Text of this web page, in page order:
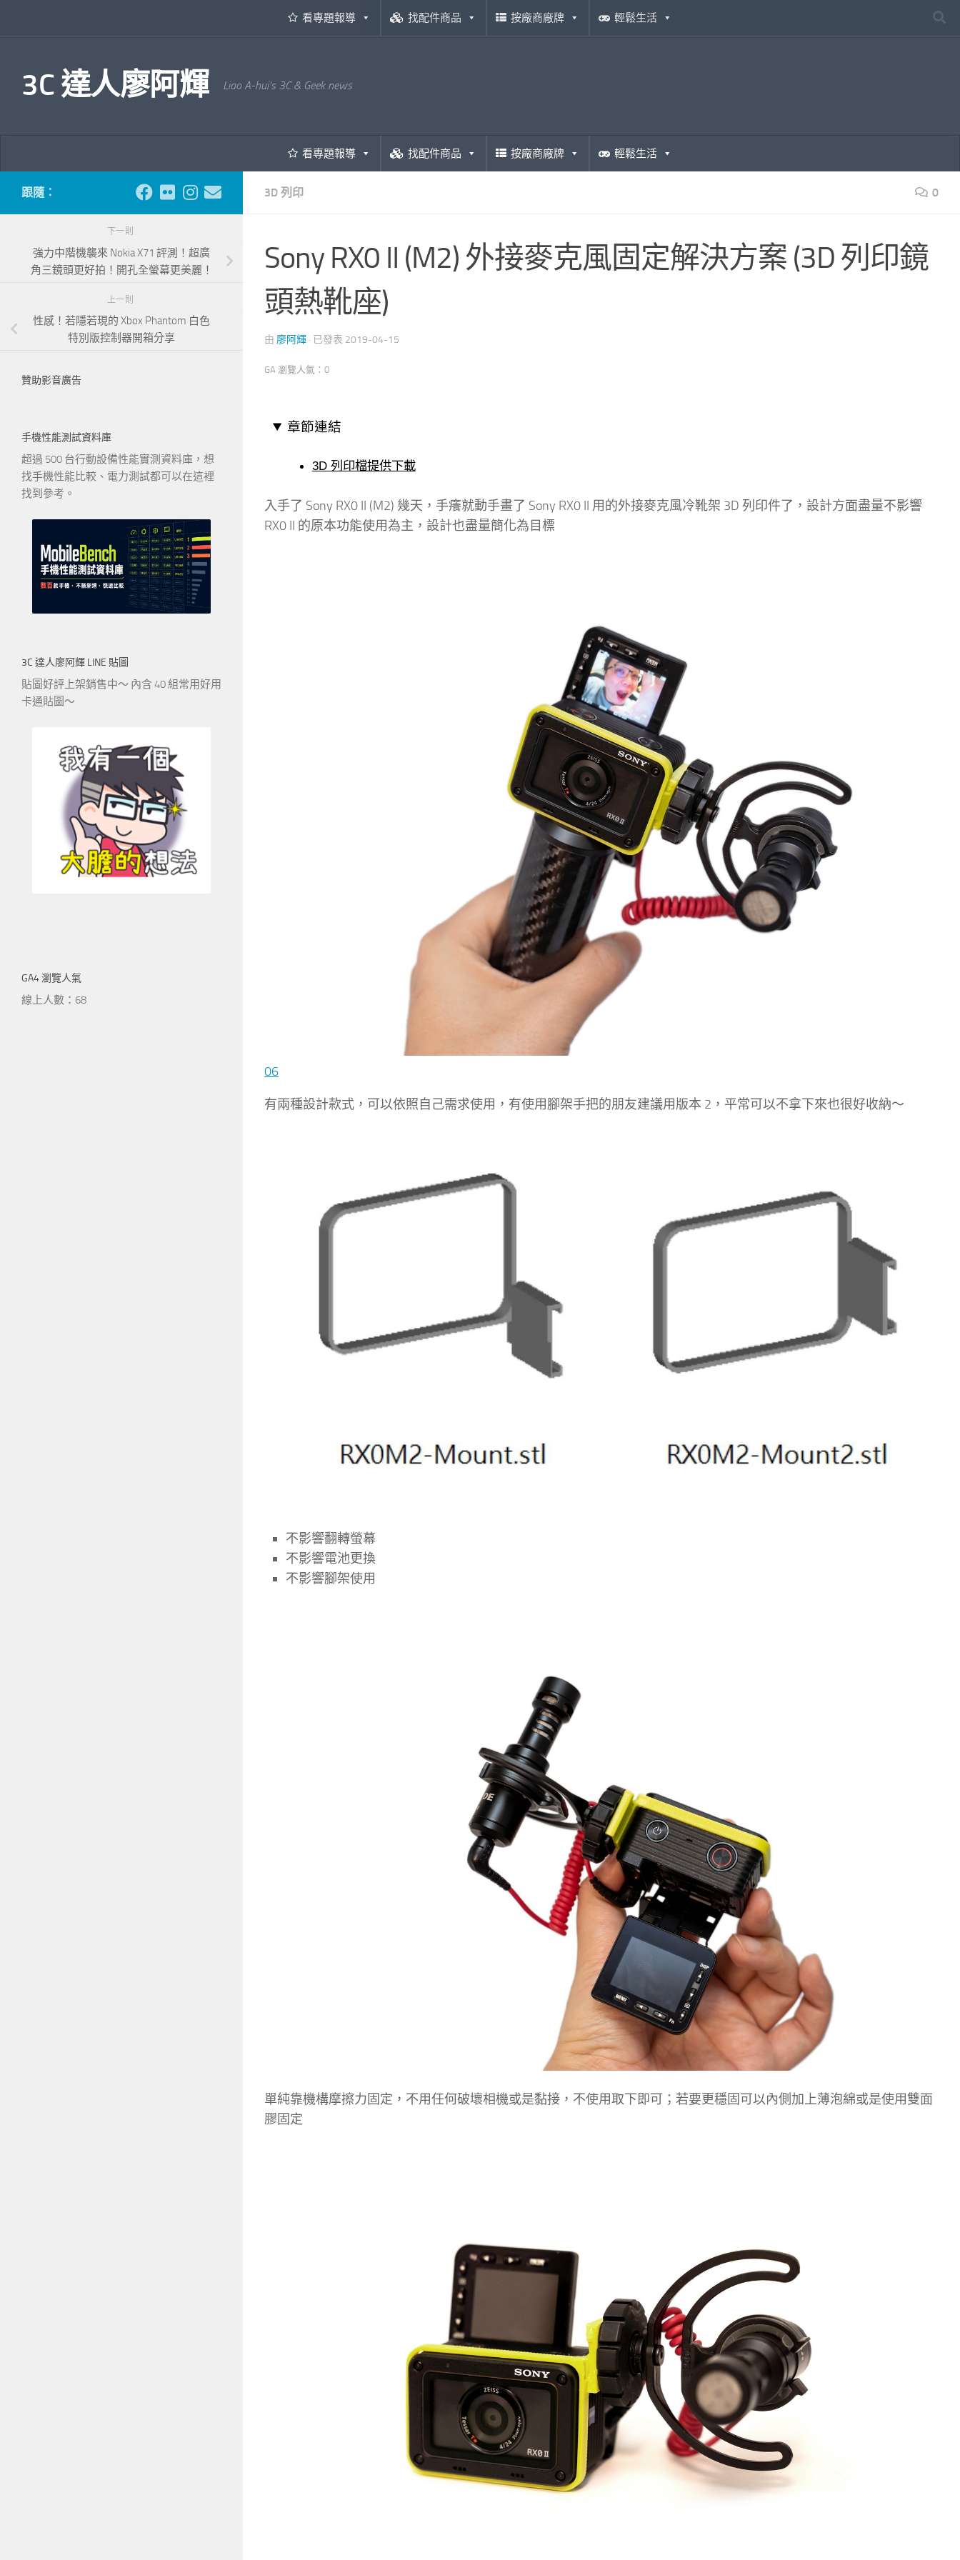
看專題報導 找配件商品 按廠商廠牌 輕鬆生活
3C 達人廖阿輝 Liao A-hui's 3C & Geek news
看專題報導 找配件商品 按廠商廠牌 輕鬆生活
3D 列印 0
Sony RX0 II (M2) 外接麥克風固定解決方案 (3D 列印鏡
頭熱靴座)
由 廖阿輝 · 已發表 2019-04-15
GA 瀏覽人氣：0
章節連結
3D 列印檔提供下載
入手了 Sony RX0 II (M2) 幾天，手癢就動手畫了 Sony RX0 II 用的外接麥克風冷靴架 3D 列印件了，設計方面盡量不影響
RX0 II 的原本功能使用為主，設計也盡量簡化為目標
06
有兩種設計款式，可以依照自己需求使用，有使用腳架手把的朋友建議用版本 2，平常可以不拿下來也很好收納～
不影響翻轉螢幕
不影響電池更換
不影響腳架使用
單純靠機構摩擦力固定，不用任何破壞相機或是黏接，不使用取下即可；若要更穩固可以內側加上薄泡綿或是使用雙面
膠固定
跟隨：
下一則
強力中階機襲來 Nokia X71 評測！超廣
角三鏡頭更好拍！開孔全螢幕更美麗！
上一則
性感！若隱若現的 Xbox Phantom 白色
特別版控制器開箱分享
贊助影音廣告
手機性能測試資料庫
超過 500 台行動設備性能實測資料庫，想
找手機性能比較、電力測試都可以在這裡
找到參考。
3C 達人廖阿輝 LINE 貼圖
貼圖好評上架銷售中～ 內含 40 組常用好用
卡通貼圖～
GA4 瀏覽人氣
線上人數：68